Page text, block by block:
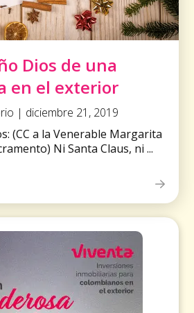
Dios de una
en el exterior
| diciembre 21, 2019
(CC a la Venerable Margarita
Ni Santa Claus, ni ...